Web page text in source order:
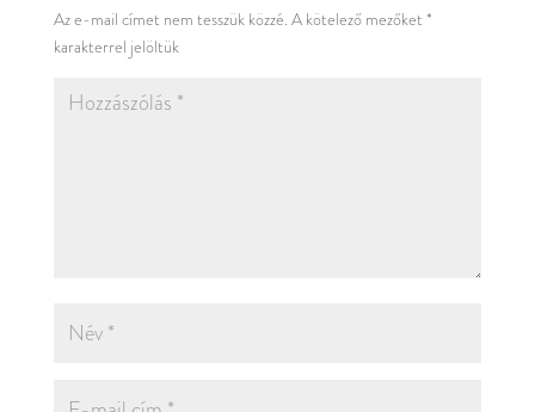
Az e-mail címet nem tesszük közzé. A kötelező mezőket *
karakterrel jelöltük